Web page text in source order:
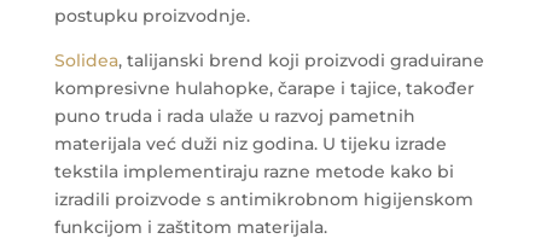
postupku proizvodnje.
Solidea, talijanski brend koji proizvodi graduirane
kompresivne hulahopke, čarape i tajice, također
puno truda i rada ulaže u razvoj pametnih
materijala već duži niz godina. U tijeku izrade
tekstila implementiraju razne metode kako bi
izradili proizvode s antimikrobnom higijenskom
funkcijom i zaštitom materijala.